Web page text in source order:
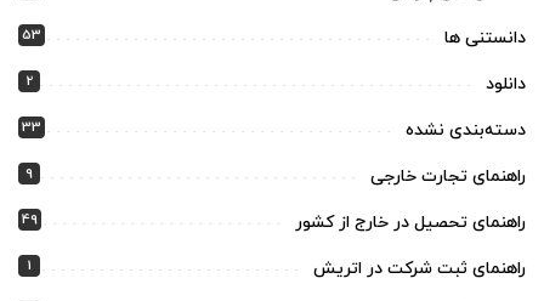
دانستنی ها 53
دانلود 2
دسته‌بندی نشده 33
راهنمای تجارت خارجی 9
راهنمای تحصیل در خارج از کشور 49
راهنمای ثبت شرکت در اتریش 1